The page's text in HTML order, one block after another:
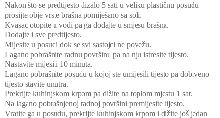
Nakon što se predtijesto dizalo 5 sati u veliku plastičnu posudu
prosijte obje vrste brašna pomiješano sa soli.
Kvasac otopite u vodi pa ga dodajte u smjesu brašna.
Dodajte i sve predtijesto.
Mijesite u posudi dok se svi sastojci ne povežu.
Lagano pobrašnite radnu površinu pa na nju istresite tijesto.
Nastavite mijesiti 10 minuta.
Lagano pobrašnite posudu u kojoj ste umijesili tijesto pa dobiveno
tijesto stavite unutra.
Prekrijte kuhinjskom krpom pa dižite na toplom mjestu 1 sat.
Na lagano pobrašnjenoj radnoj površini premijesite tijesto.
Vratite ga u posudu, prekrijte kuhinjskom krpom i dižite još jedan